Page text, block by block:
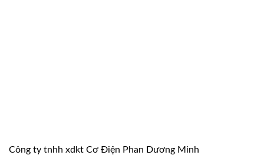
Công ty tnhh xdkt Cơ Điện Phan Dương Minh